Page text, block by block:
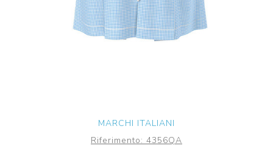
MARCHI ITALIANI
Riferimento: 4356QA